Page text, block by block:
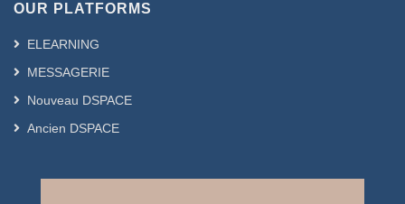
OUR PLATFORMS
ELEARNING
MESSAGERIE
Nouveau DSPACE
Ancien DSPACE